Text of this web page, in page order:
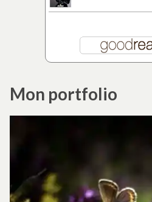
Mon portfolio